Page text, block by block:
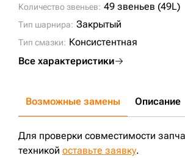
Количество звеньев: 49 звеньев (49L)
Тип шарнира: Закрытый
Тип смазки: Консистентная
Все характеристики
Возможные замены Описание
Для проверки совместимости
техникой оставьте заявку.